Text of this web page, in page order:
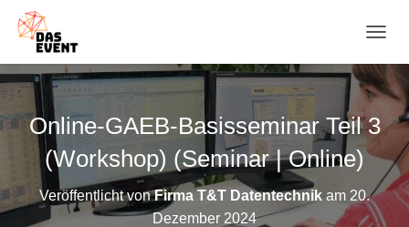
A
V
I
G
A
O
N
U
Online-GAEB-Basisseminar Teil 3
(Workshop) (Seminar | Online)
Veröffentlicht vonFirma T&T Datentechnik am 20.
Dezember 2024